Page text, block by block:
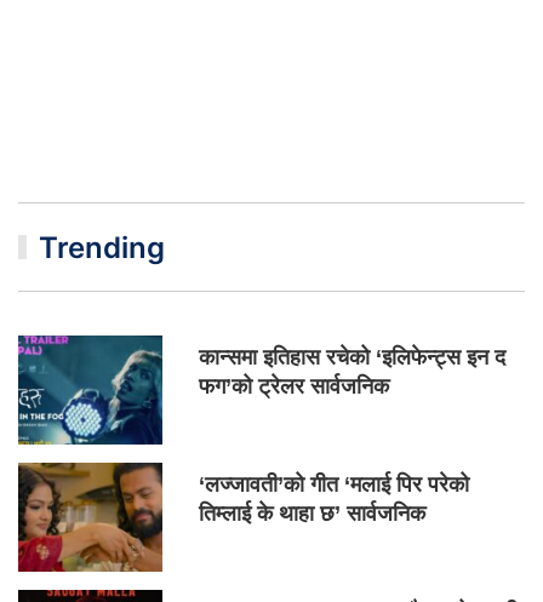
Trending
कान्समा इतिहास रचेको ‘इलिफेन्ट्स इन द
फग’को ट्रेलर सार्वजनिक
‘लज्जावती’को गीत ‘मलाई पिर परेको
तिम्लाई के थाहा छ’ सार्वजनिक